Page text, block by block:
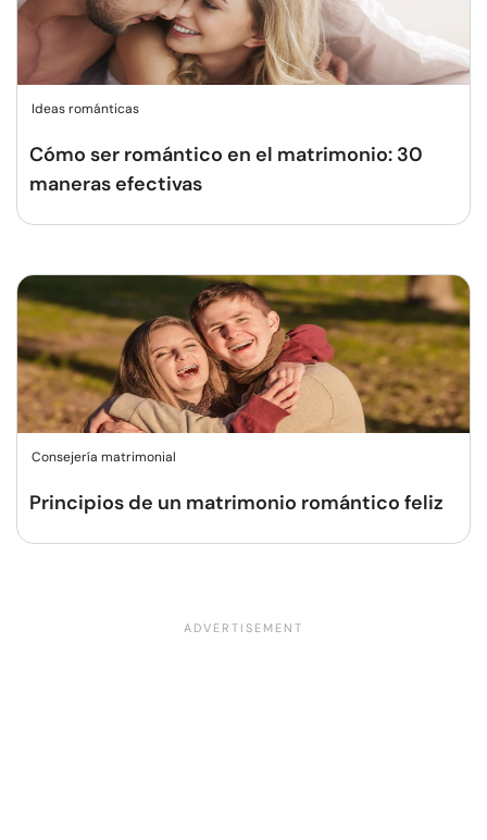
Ideas románticas
Cómo ser romántico en el matrimonio: 30
maneras efectivas
Consejería matrimonial
Principios de un matrimonio romántico feliz